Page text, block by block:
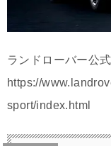
ランドローバー公
https://
sport/index.html